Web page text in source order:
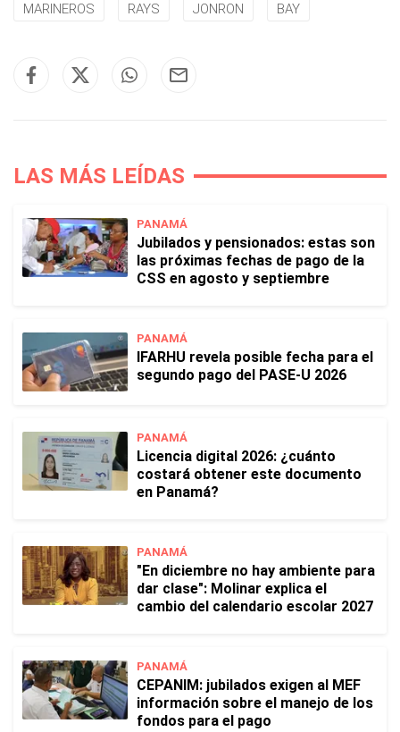
MARINEROS RAYS JONRON BAY
LAS MÁS LEÍDAS
PANAMÁ
Jubilados y pensionados: estas son
las próximas fechas de pago de la
CSS en agosto y septiembre
PANAMÁ
IFARHU revela posible fecha para el
segundo pago del PASE-U 2026
PANAMÁ
Licencia digital 2026: ¿cuánto
costará obtener este documento
en Panamá?
PANAMÁ
"En diciembre no hay ambiente para
dar clase": Molinar explica el
cambio del calendario escolar 2027
PANAMÁ
CEPANIM: jubilados exigen al MEF
información sobre el manejo de los
fondos para el pago